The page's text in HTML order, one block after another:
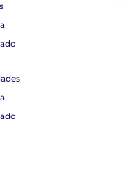
has decidido.
descuento?